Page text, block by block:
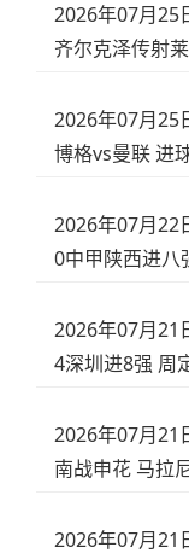
2026年07月25
齐尔克泽传射
2026年07月25
博格vs曼联 进
2026年07月22
0中甲陕西进八
2026年07月21
4深圳进8强 周
2026年07月21
南战申花 马拉
2026年07月21